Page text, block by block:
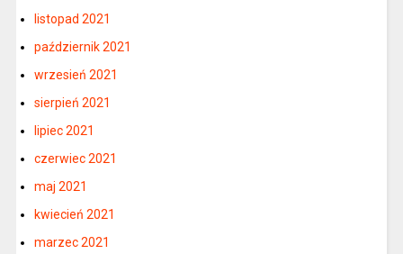
listopad 2021
październik 2021
wrzesień 2021
sierpień 2021
lipiec 2021
czerwiec 2021
maj 2021
kwiecień 2021
marzec 2021